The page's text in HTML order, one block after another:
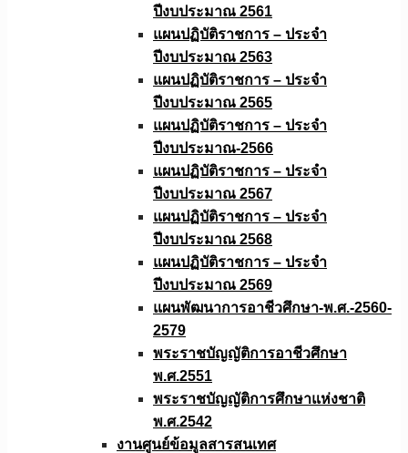
ปีงบประมาณ 2561
แผนปฏิบัติราชการ – ประจำ
ปีงบประมาณ 2563
แผนปฏิบัติราชการ – ประจำ
ปีงบประมาณ 2565
แผนปฏิบัติราชการ – ประจำ
ปีงบประมาณ-2566
แผนปฏิบัติราชการ – ประจำ
ปีงบประมาณ 2567
แผนปฏิบัติราชการ – ประจำ
ปีงบประมาณ 2568
แผนปฏิบัติราชการ – ประจำ
ปีงบประมาณ 2569
แผนพัฒนาการอาชีวศึกษา-พ.ศ.-2560-
2579
พระราชบัญญัติการอาชีวศึกษา
พ.ศ.2551
พระราชบัญญัติการศึกษาแห่งชาติ
พ.ศ.2542
งานศูนย์ข้อมูลสารสนเทศ